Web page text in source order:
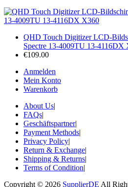
QHD Touch Digitizer LCD-
Spectre 13-4009TU 13-4116DX
€109.00
Anmelden
Mein Konto
Warenkorb
About Us|
FAQs|
Geschäftspartner|
Payment Methods|
Privacy Policy|
Return & Exchange|
Shipping & Returns|
Terms of Condition|
Copyright © 2026 SupplierDE All